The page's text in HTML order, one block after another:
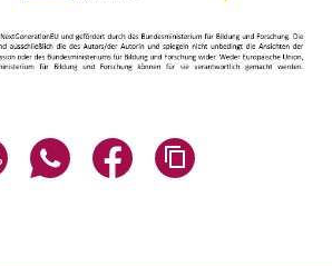
Seite über E-Mail teilen
Seite über WhatsApp teilen
Seite über Facebook